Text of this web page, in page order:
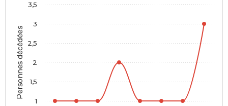
Personnes décédées
1
1,5
2
2,5
3
3,5